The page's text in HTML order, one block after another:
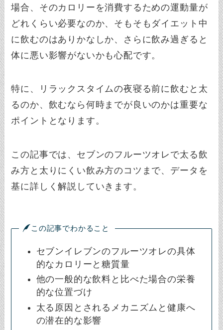
場合、そのカロリーを消費するための運動量が
どれくらい必要なのか、そもそもダイエット中
に飲むのはありかなしか、さらに飲み過ぎると
体に悪い影響がないかも心配です。
特に、リラックスタイムの夜寝る前に飲むと太
るのか、飲むなら何時までが良いのかは重要な
ポイントとなります。
この記事では、セブンのフルーツオレで太る飲
み方と太りにくい飲み方のコツまで、データを
基に詳しく解説していきます。
この記事でわかること
セブンイレブンのフルーツオレの具体
的なカロリーと糖質量
他の一般的な飲料と比べた場合の栄養
的な位置づけ
太る原因とされるメカニズムと健康へ
の潜在的な影響